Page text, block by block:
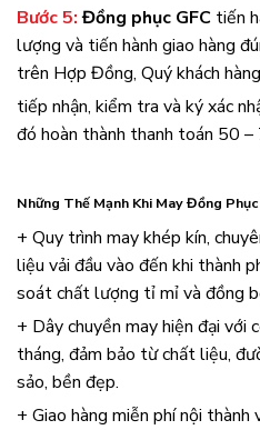
Bước 5: Đồng phục GFC tiến
lượng và tiến hành giao hàng
trên Hợp Đồng, Quý khách
tiếp nhận, kiểm tra và ký xác
đó hoàn thành thanh toán 50
Những Thế Mạnh Khi May Đồng
+ Quy trình may khép kín,
liệu vải đầu vào đến khi thành
soát chất lượng tỉ mỉ và đồng
+ Dây chuyền may hiện đại
tháng, đảm bảo từ chất liệu,
sảo, bền đẹp.
+ Giao hàng miễn phí nội thành